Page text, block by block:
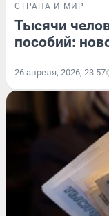
СТРАНА И МИР
Тысячи
пособий:
26 апреля, 2026, 23:57